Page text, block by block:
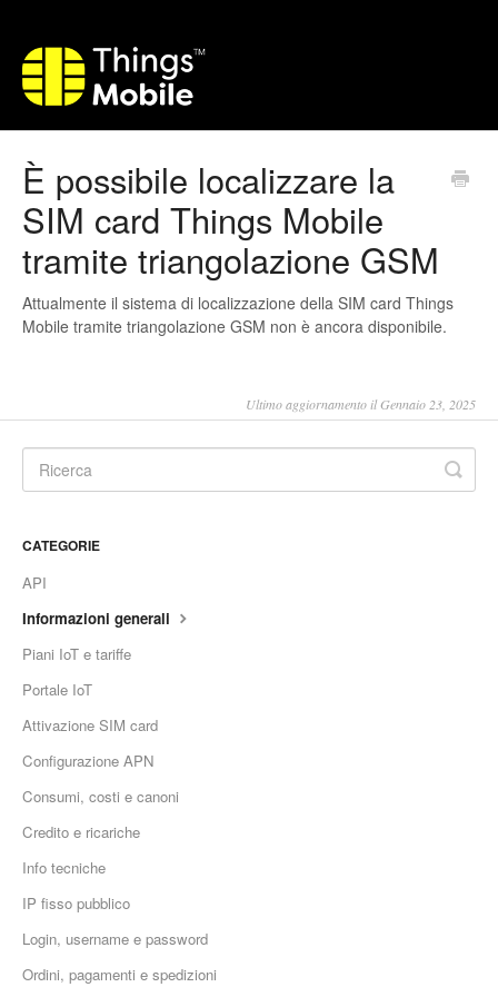
È possibile localizzare la
SIM card Things Mobile
tramite triangolazione GSM
Attualmente il sistema di localizzazione della SIM card Things
Mobile tramite triangolazione GSM non è ancora disponibile.
Ultimo aggiornamento il Gennaio 23, 2025
CATEGORIE
API
Informazioni generali
Piani IoT e tariffe
Portale IoT
Attivazione SIM card
Configurazione APN
Consumi, costi e canoni
Credito e ricariche
Info tecniche
IP fisso pubblico
Login, username e password
Ordini, pagamenti e spedizioni